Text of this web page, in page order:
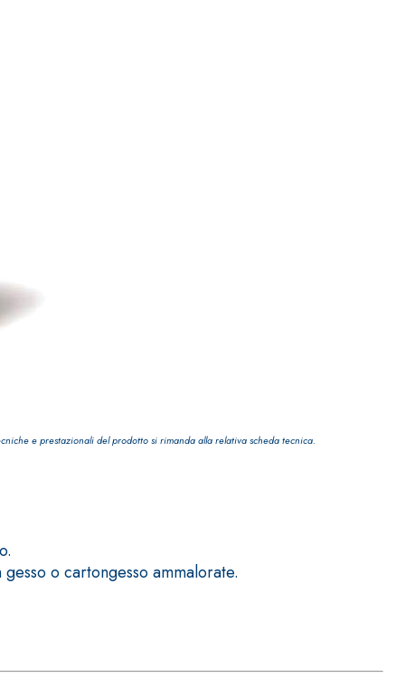
o cartongesso ammalorate.
e prestazionali del prodotto si rimanda alla relativa scheda tecnica.
TIPO DEFH1IR